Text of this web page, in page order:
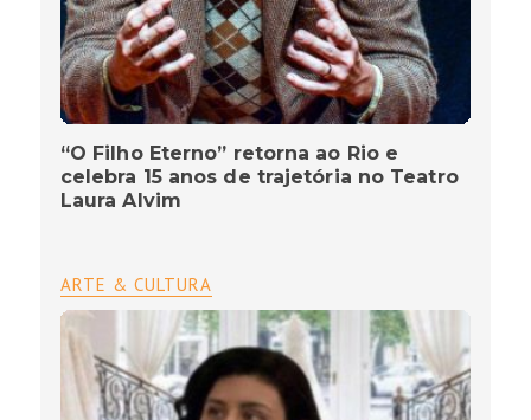
“O Filho Eterno” retorna ao Rio e
celebra 15 anos de trajetória no Teatro
Laura Alvim
ARTE & CULTURA